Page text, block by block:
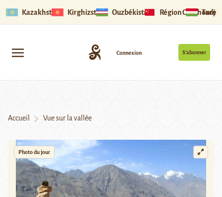
Kazakhstan Kirghizstan Ouzbékistan Région Ouïghoure
S’abonner
Connexion
Accueil Vue sur la vallée
Photo du jour